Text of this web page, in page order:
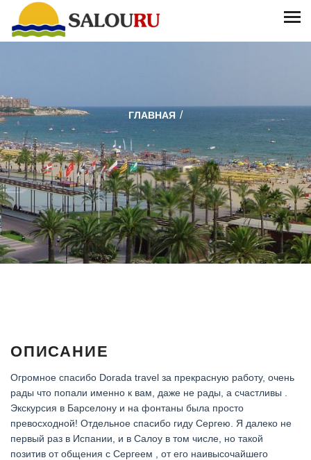
ГЛАВНАЯ /
ОПИСАНИЕ
Огромное спасибо Dorada travel за прекрасную работу, очень
рады что попали именно к вам, даже не рады, а счастливы .
Экскурсия в Барселону и на фонтаны была просто
превосходной! Отдельное спасибо гиду Сергею. Я далеко не
первый раз в Испании, и в Салоу в том числе, но такой
позитив от общения с Сергеем , от его наивысочайшего